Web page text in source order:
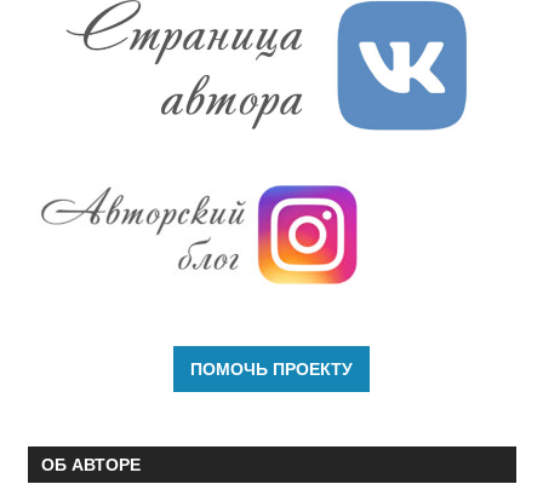
ОБ АВТОРЕ